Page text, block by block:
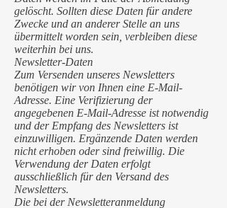
gelöscht. Sollten diese Daten für andere
Zwecke und an anderer Stelle an uns
übermittelt worden sein, verbleiben diese
weiterhin bei uns.
Newsletter-Daten
Zum Versenden unseres Newsletters
benötigen wir von Ihnen eine E-Mail-
Adresse. Eine Verifizierung der
angegebenen E-Mail-Adresse ist notwendig
und der Empfang des Newsletters ist
einzuwilligen. Ergänzende Daten werden
nicht erhoben oder sind freiwillig. Die
Verwendung der Daten erfolgt
ausschließlich für den Versand des
Newsletters.
Die bei der Newsletteranmeldung